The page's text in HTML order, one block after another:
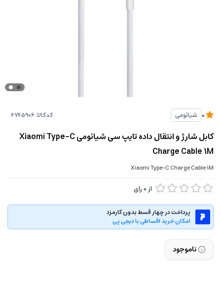
شیائومی کدکالا:
کابل شارژ و انتقال داده تایپ سی شیائومی Xiaomi Type-C
Charge Cable 1M
Xiaomi Type-C Charge Cable 1M
از 0 رای
پرداخت در چهار قسط بدون کارمزد
امکان خرید اقساطی با دیجی پی
ناموجود